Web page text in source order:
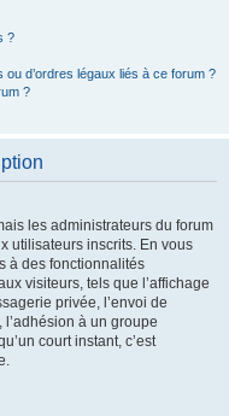
?
d’ordres légaux liés à ce forum ?
?
les administrateurs du forum
utilisateurs inscrits. En vous
à des fonctionnalités
visiteurs, tels que l’affichage
privée, l’envoi de
à un groupe
court instant, c’est